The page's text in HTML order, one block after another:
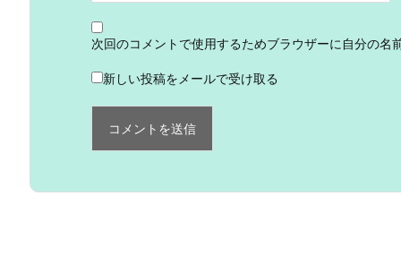
次回のコメントで使用するためブラウザーに自分の名
新しい投稿をメールで受け取る